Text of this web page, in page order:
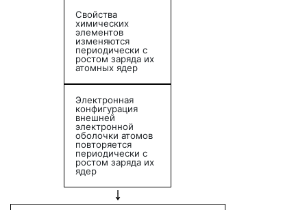
Свойства
химических
элементов
изменяются
периодически с
ростом заряда их
атомных ядер
Электронная
конфигурация
внешней
электронной
оболочки атомов
повторяется
периодически с
ростом заряда их
ядер